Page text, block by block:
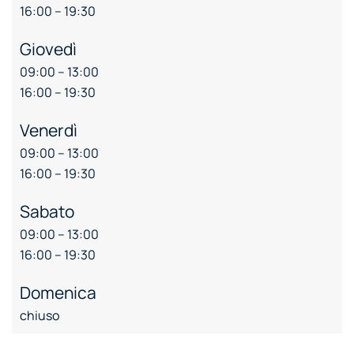
16:00 – 19:30
Giovedì
09:00 – 13:00
16:00 – 19:30
Venerdì
09:00 – 13:00
16:00 – 19:30
Sabato
09:00 – 13:00
16:00 – 19:30
Domenica
chiuso